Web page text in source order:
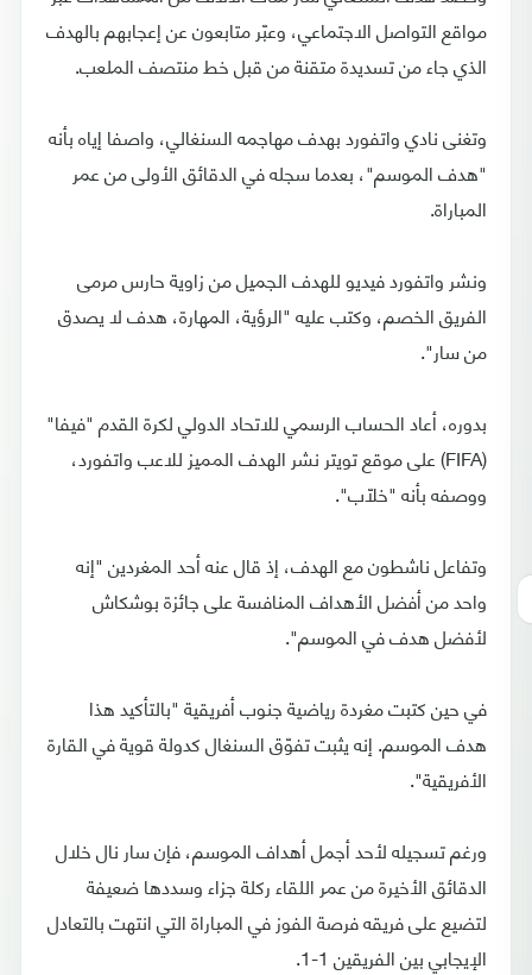
مواقع التواصل الاجتماعي، وعبّر متابعون عن إعجابهم بالهدف
الذي جاء من تسديدة متقنة من قبل خط منتصف الملعب.
وتغنى نادي واتفورد بهدف مهاجمه السنغالي، واصفا إياه بأنه
"هدف الموسم"، بعدما سجله في الدقائق الأولى من عمر
المباراة.
ونشر واتفورد فيديو للهدف الجميل من زاوية حارس مرمى
الفريق الخصم، وكتب عليه "الرؤية، المهارة، هدف لا يصدق
من سار".
بدوره، أعاد الحساب الرسمي للاتحاد الدولي لكرة القدم "فيفا"
(FIFA) على موقع تويتر نشر الهدف المميز للاعب واتفورد،
ووصفه بأنه "خلّاب".
وتفاعل ناشطون مع الهدف، إذ قال عنه أحد المغردين "إنه
واحد من أفضل الأهداف المنافسة على جائزة بوشكاش
لأفضل هدف في الموسم".
في حين كتبت مغردة رياضية جنوب أفريقية "بالتأكيد هذا
هدف الموسم. إنه يثبت تفوّق السنغال كدولة قوية في القارة
الأفريقية".
ورغم تسجيله لأحد أجمل أهداف الموسم، فإن سار نال خلال
الدقائق الأخيرة من عمر اللقاء ركلة جزاء وسددها ضعيفة
لتضيع على فريقه فرصة الفوز في المباراة التي انتهت بالتعادل
الإيجابي بين الفريقين 1-1.